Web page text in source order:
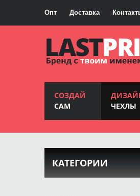
Опт Доставка
СОЗДАЙ
САМ
ЧЕХЛЫ
КАТЕГОРИИ